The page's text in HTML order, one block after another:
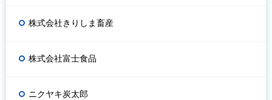
株式会社きりしま畜産
株式会社富士食品
ニクヤキ炭太郎